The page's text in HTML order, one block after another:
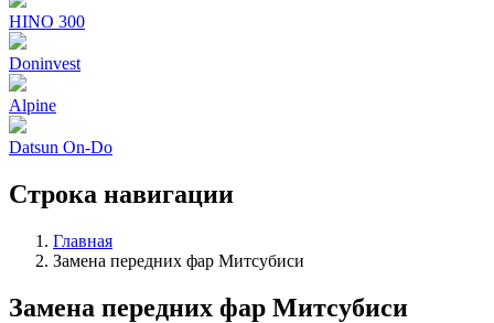
HINO 300
Doninvest
Alpine
Datsun On-Do
Строка навигации
Главная
Замена передних фар Митсубиси
Замена передних фар Митсубиси